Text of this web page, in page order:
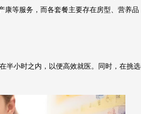
康等服务，而各套餐主要存在房型、营养品
半小时之内，以便高效就医。同时，在挑选